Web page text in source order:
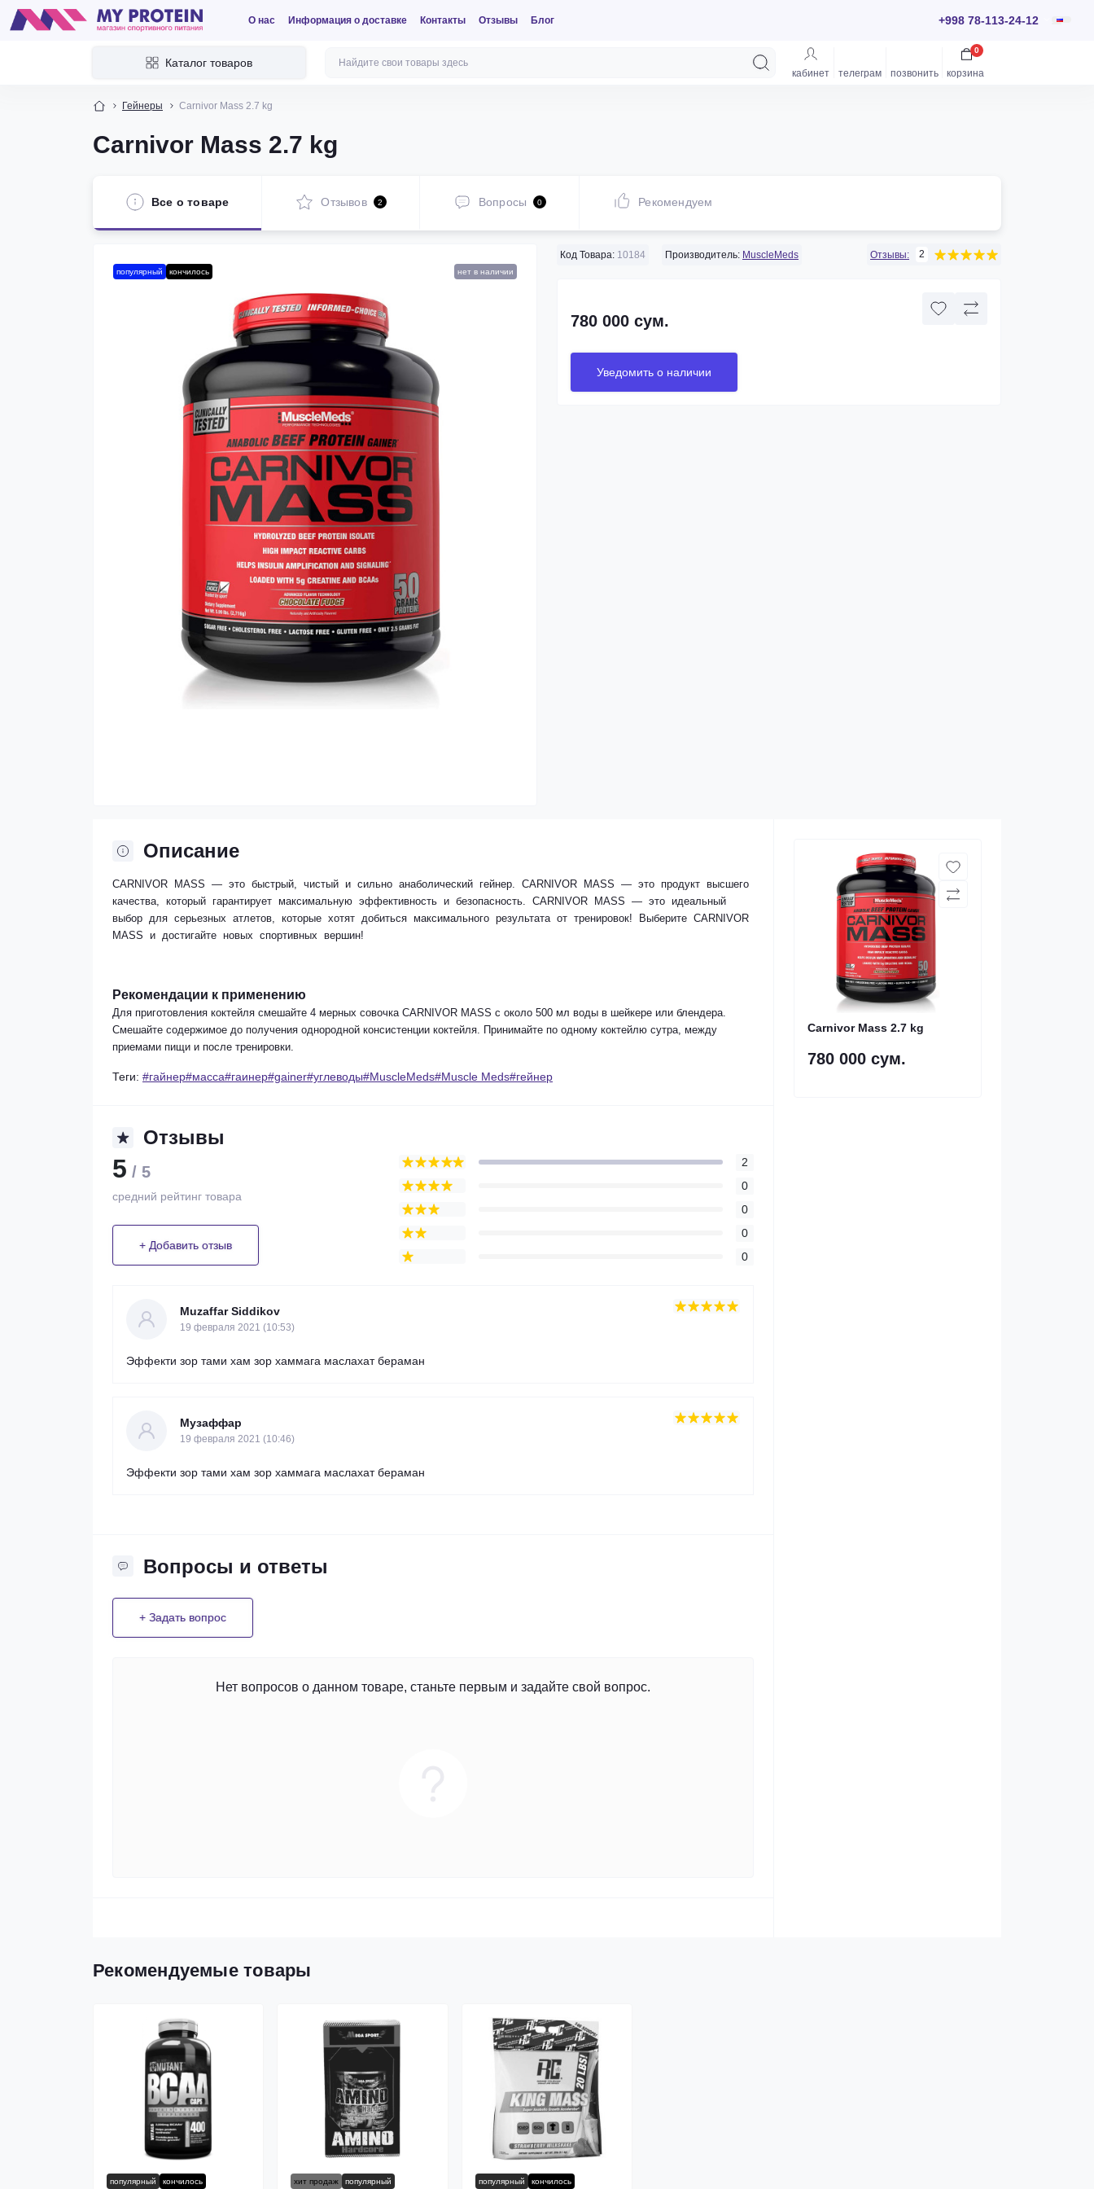
О нас Информация о доставке Контакты Отзывы Блог +998 78-113-24-12
Каталог товаров
кабинет телеграм позвонить корзина
0
Гейнеры Carnivor Mass 2.7 kg
Carnivor Mass 2.7 kg
Все о товаре Отзывов 2 Вопросы 0 Рекомендуем
популярный кончилось нет в наличии
Код Товара: 10184 Производитель: MuscleMeds Отзывы: 2
780 000 сум.
Уведомить о наличии
Описание
CARNIVOR MASS — это быстрый, чистый и сильно анаболический гейнер. CARNIVOR MASS — это продукт высшего
качества, который гарантирует максимальную эффективность и безопасность. CARNIVOR MASS — это идеальный
выбор для серьезных атлетов, которые хотят добиться максимального результата от тренировок! Выберите CARNIVOR
MASS и достигайте новых спортивных вершин!
Рекомендации к применению
Для приготовления коктейля смешайте 4 мерных совочка CARNIVOR MASS с около 500 мл воды в шейкере или блендера.
Смешайте содержимое до получения однородной консистенции коктейля. Принимайте по одному коктейлю сутра, между
приемами пищи и после тренировки.
Теги: #гайнер#масса#гаинер#gainer#углеводы#MuscleMeds#Muscle Meds#гейнер
Отзывы
5 / 5
средний рейтинг товара
+ Добавить отзыв
2
0
0
0
0
Muzaffar Siddikov
19 февраля 2021 (10:53)
Эффекти зор тами хам зор хаммага маслахат бераман
Музаффар
19 февраля 2021 (10:46)
Эффекти зор тами хам зор хаммага маслахат бераман
Вопросы и ответы
+ Задать вопрос
Нет вопросов о данном товаре, станьте первым и задайте свой вопрос.
Carnivor Mass 2.7 kg
780 000 сум.
Рекомендуемые товары
популярный кончилось хит продаж популярный популярный кончилось